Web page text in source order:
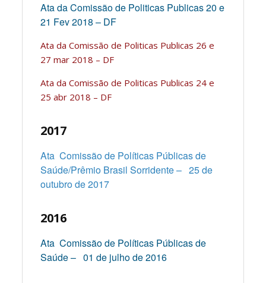
Ata da Comissão de Politicas Publicas 20 e
21 Fev 2018 – DF
Ata da Comissão de Politicas Publicas 26 e
27 mar 2018 – DF
Ata da Comissão de Politicas Publicas 24 e
25 abr 2018 – DF
2017
Ata Comissão de Políticas Públicas de
Saúde/Prêmio Brasil Sorridente – 25 de
outubro de 2017
2016
Ata Comissão de Políticas Públicas de
Saúde – 01 de julho de 2016